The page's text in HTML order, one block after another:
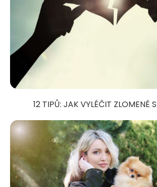
12 TIPŮ: JAK VYLÉČIT ZLOMENÉ